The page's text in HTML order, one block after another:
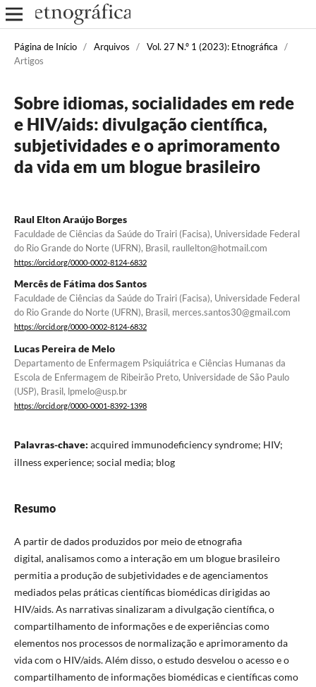
Página de Início / Arquivos / Vol. 27 N.º 1 (2023): Etnográfica
/
Artigos
Sobre idiomas, socialidades em rede
e HIV/aids: divulgação científica,
subjetividades e o aprimoramento
da vida em um blogue brasileiro
Raul Elton Araújo Borges
Faculdade de Ciências da Saúde do Trairi (Facisa), Universidade Federal
do Rio Grande do Norte (UFRN), Brasil, raullelton@hotmail.com
https://orcid.org/0000-0002-8124-6832
Mercês de Fátima dos Santos
Faculdade de Ciências da Saúde do Trairi (Facisa), Universidade Federal
do Rio Grande do Norte (UFRN), Brasil, merces.santos30@gmail.com
https://orcid.org/0000-0002-8124-6832
Lucas Pereira de Melo
Departamento de Enfermagem Psiquiátrica e Ciências Humanas da
Escola de Enfermagem de Ribeirão Preto, Universidade de São Paulo
(USP), Brasil, lpmelo@usp.br
https://orcid.org/0000-0001-8392-1398
Palavras-chave: acquired immunodeficiency syndrome; HIV;
illness experience; social media; blog
Resumo
A partir de dados produzidos por meio de etnografia
digital, analisamos como a interação em um blogue brasileiro
permitia a produção de subjetividades e de agenciamentos
mediados pelas práticas científicas biomédicas dirigidas ao
HIV/aids. As narrativas sinalizaram a divulgação científica, o
compartilhamento de informações e de experiências como
elementos nos processos de normalização e aprimoramento da
vida com o HIV/aids. Além disso, o estudo desvelou o acesso e o
compartilhamento de informações biomédicas e científicascomo